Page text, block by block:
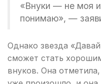
«Внуки — не моя
понимаю», —
Однако звезда
сможет стать
внуков. Она